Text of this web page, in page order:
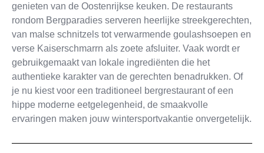
genieten van de Oostenrijkse keuken. De restaurants
rondom Bergparadies serveren heerlijke streekgerechten,
van malse schnitzels tot verwarmende goulashsoepen en
verse Kaiserschmarrn als zoete afsluiter. Vaak wordt er
gebruikgemaakt van lokale ingrediënten die het
authentieke karakter van de gerechten benadrukken. Of
je nu kiest voor een traditioneel bergrestaurant of een
hippe moderne eetgelegenheid, de smaakvolle
ervaringen maken jouw wintersportvakantie onvergetelijk.